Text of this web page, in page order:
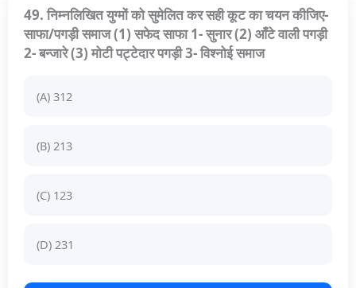
49. निम्नलिखित युग्मों को सुमेलित कर सही कूट का चयन कीजिए-
साफा/पगड़ी समाज (1) सफेद साफा 1- सुनार (2) आँटे वाली पगड़ी
2- बन्जारे (3) मोटी पट्टेदार पगड़ी 3- विश्नोई समाज
(A) 312
(B) 213
(C) 123
(D) 231